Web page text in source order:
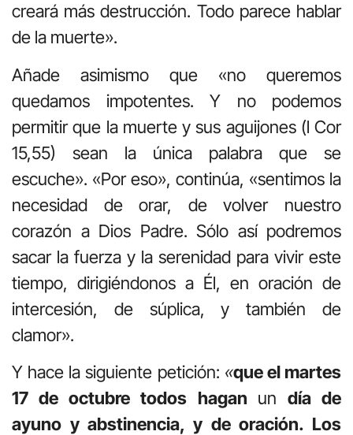
creará más destrucción. Todo parece hablar
de la muerte».
Añade asimismo que «no queremos
quedamos impotentes. Y no podemos
permitir que la muerte y sus aguijones (l Cor
15,55) sean la única palabra que se
escuche». «Por eso», continúa, «sentimos la
necesidad de orar, de volver nuestro
corazón a Dios Padre. Sólo así podremos
sacar la fuerza y la serenidad para vivir este
tiempo, dirigiéndonos a Él, en oración de
intercesión, de súplica, y también de
clamor».
Y hace la siguiente petición: «que el martes
17 de octubre todos hagan un día de
ayuno y abstinencia, y de oración. Los